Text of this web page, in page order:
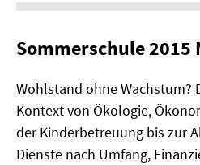
Sommerschule
Wohlstand ohne Wachstum?
Kontext von Ökologie,
der Kinderbetreuung bis zur
Dienste nach Umfang,